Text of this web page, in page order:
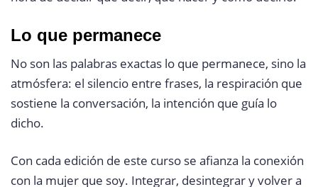
Lo que permanece
No son las palabras exactas lo que permanece, sino la
atmósfera: el silencio entre frases, la respiración que
sostiene la conversación, la intención que guía lo
dicho.
Con cada edición de este curso se afianza la conexión
con la mujer que soy. Integrar, desintegrar y volver a